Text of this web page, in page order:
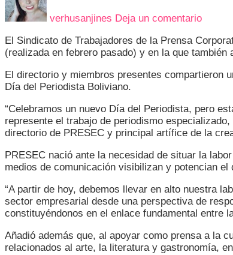
verhusanjines Deja un comentarioSU
El Sindicato de Trabajadores de la Prensa
(realizada en febrero pasado) y en la que
El directorio y miembros presentes compartieron
Día del Periodista Boliviano.
“Celebramos un nuevo Día del Periodista, pero
represente el trabajo de periodismo
directorio de PRESEC y principal artífice de la
PRESEC nació ante la necesidad de situar la
medios de comunicación visibilizan y potencian
“A partir de hoy, debemos llevar en alto nuestra
sector empresarial desde una perspectiva de
constituyéndonos en el enlace fundamental entre
Añadió además que, al apoyar como prensa a la
relacionados al arte, la literatura y gastronomía,